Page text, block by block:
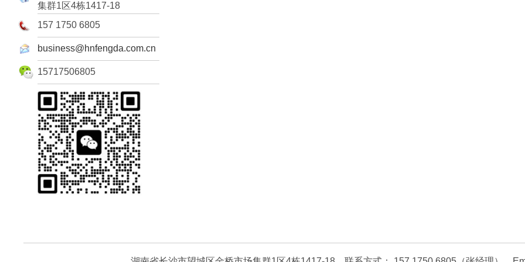
集群1区4栋1417-18
157 1750 6805
business@hnfengda.com.cn
15717506805